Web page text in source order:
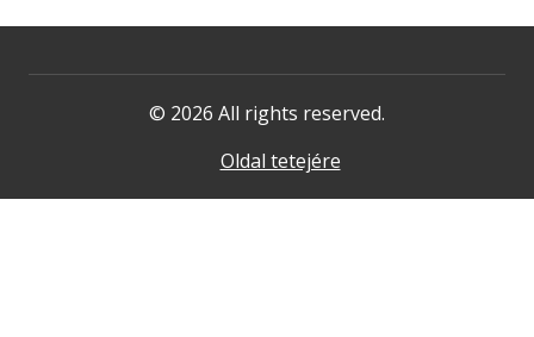
© 2026 All rights reserved.
Oldal tetejére